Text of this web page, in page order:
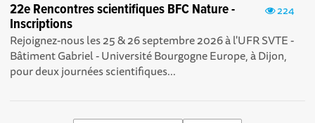
224
22e Rencontres scientifiques BFC Nature -
Inscriptions
Rejoignez-nous les 25 & 26 septembre 2026 à l'UFR SVTE -
Bâtiment Gabriel - Université Bourgogne Europe, à Dijon,
pour deux journées scientifiques...